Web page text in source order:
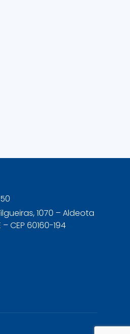
1070 – Aldeota
CEP 60160-194